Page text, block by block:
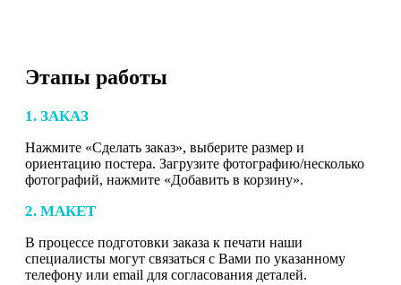
Этапы работы
1. ЗАКАЗ
Нажмите «Сделать заказ», выберите размер и
ориентацию постера. Загрузите фотографию/несколько
фотографий, нажмите «Добавить в корзину».
2. МАКЕТ
В процессе подготовки заказа к печати наши
специалисты могут связаться с Вами по указанному
телефону или email для согласования деталей.